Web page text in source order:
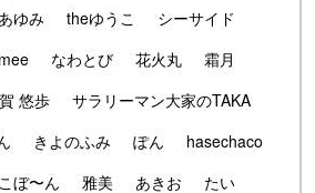
ゆみ theゆうこ
シーサイド
mee なわとび 花火丸
霜月
悠歩
サラリーマン大家のTAKA
きよのふみ ぽん
hasechaco
ぼ〜ん 雅美 あきお
たい